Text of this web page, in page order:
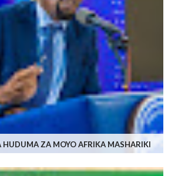
HUDUMA ZA MOYO AFRIKA MASHARIKI